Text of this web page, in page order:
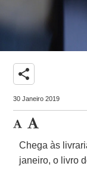
share
30 Janeiro 2019
Chega às
janeiro, o livro